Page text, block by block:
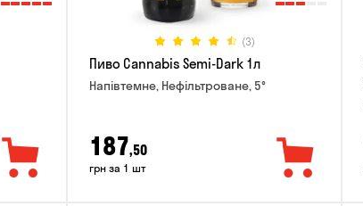
(3)
Пиво Cannabis Semi-Dark 1л
Напівтемне, Нефільтроване, 5°
187,50
грн за 1 шт